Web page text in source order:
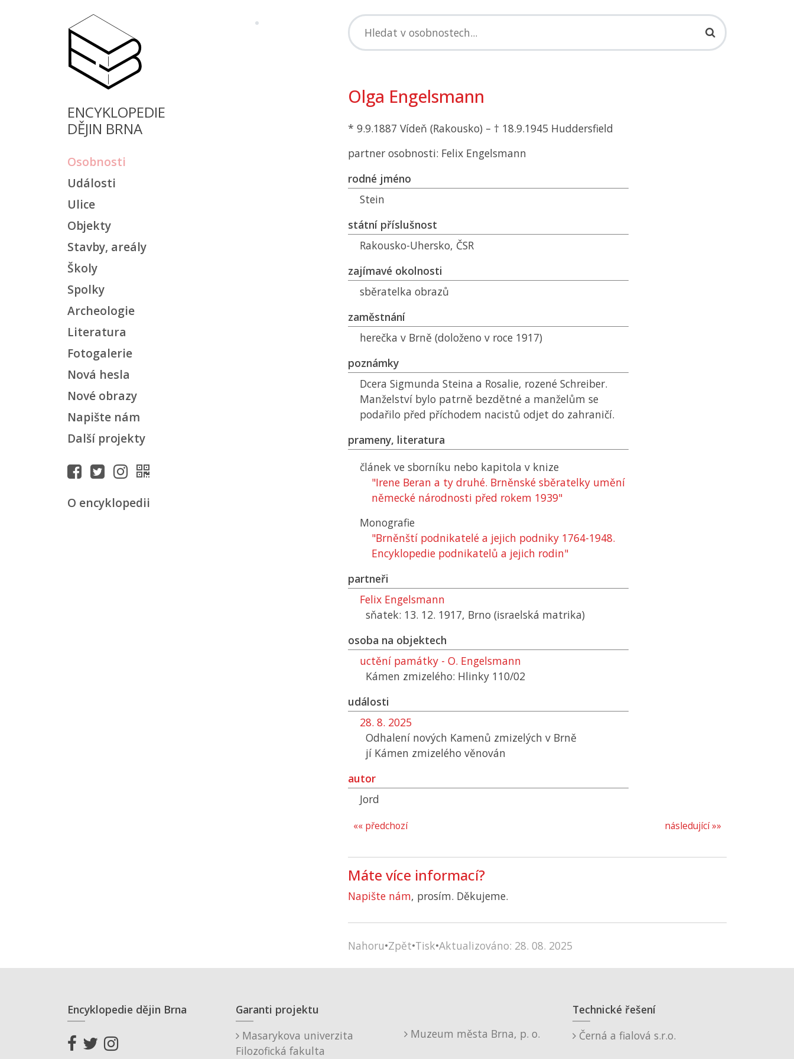
ENCYKLOPEDIE
DĚJIN BRNA
Osobnosti
Události
Ulice
Objekty
Stavby, areály
Školy
Spolky
Archeologie
Literatura
Fotogalerie
Nová hesla
Nové obrazy
Napište nám
Další projekty
O encyklopedii
Olga Engelsmann
* 9.9.1887 Vídeň (Rakousko) – † 18.9.1945 Huddersfield
partner osobnosti: Felix Engelsmann
rodné jméno
Stein
státní příslušnost
Rakousko-Uhersko, ČSR
zajímavé okolnosti
sběratelka obrazů
zaměstnání
herečka v Brně (doloženo v roce 1917)
poznámky
Dcera Sigmunda Steina a Rosalie, rozené Schreiber.
Manželství bylo patrně bezdětné a manželům se
podařilo před příchodem nacistů odjet do zahraničí.
prameny, literatura
článek ve sborníku nebo kapitola v knize
"Irene Beran a ty druhé. Brněnské sběratelky umění
německé národnosti před rokem 1939"
Monografie
"Brněnští podnikatelé a jejich podniky 1764-1948.
Encyklopedie podnikatelů a jejich rodin"
partneři
Felix Engelsmann
sňatek: 13. 12. 1917, Brno (israelská matrika)
osoba na objektech
uctění památky - O. Engelsmann
Kámen zmizelého: Hlinky 110/02
události
28. 8. 2025
Odhalení nových Kamenů zmizelých v Brně
jí Kámen zmizelého věnován
autor
Jord
následující »»
«« předchozí
Máte více informací?
Napište nám, prosím. Děkujeme.
Nahoru•Zpět•Tisk•Aktualizováno: 28. 08. 2025
Encyklopedie dějin Brna
Garanti projektu
Masarykova univerzita
Filozofická fakulta
Muzeum města Brna, p. o.
Technické řešení
Černá a fialová s.r.o.